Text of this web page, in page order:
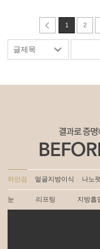
1 2
하안검 얼굴지방이식 나노팻
눈 리프팅 지방흡